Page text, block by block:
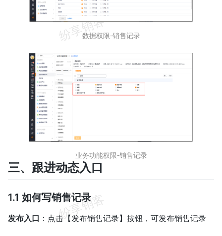
数据权限-销售记录
业务功能权限-销售记录
三、跟进动态入口
1.1 如何写销售记录
发布入口 ：点击【发布销售记录】按钮，可发布销售记录